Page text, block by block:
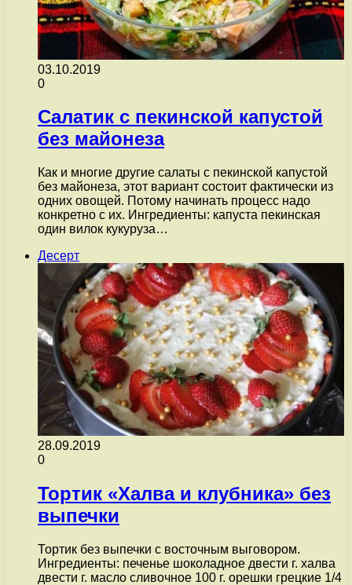
03.10.2019
0
Салатик с пекинской капустой
без майонеза
Как и многие другие салаты с пекинской капустой
без майонеза, этот вариант состоит фактически из
одних овощей. Потому начинать процесс надо
конкретно с их. Ингредиенты: капуста пекинская
один вилок кукуруза…
Десерт
28.09.2019
0
Тортик «Халва и клубника» без
выпечки
Тортик без выпечки с восточным выговором.
Ингредиенты: печенье шоколадное двести г. халва
двести г. масло сливочное 100 г. орешки грецкие 1/4